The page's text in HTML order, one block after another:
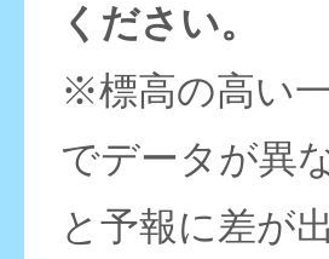
ください。
※標高の高い
でデータが異
と予報に差が